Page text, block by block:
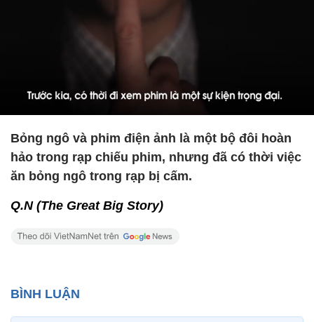
Bỏng ngô và phim điện ảnh là một bộ đôi hoàn
hảo trong rạp chiếu phim, nhưng đã có thời việc
ăn bỏng ngô trong rạp bị cấm.
Q.N (The Great Big Story)